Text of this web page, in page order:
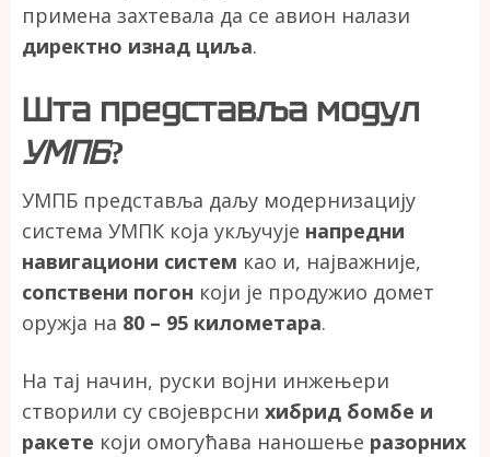
примена захтевала да се авион налази
директно изнад циља.
Шта представља модул
УМПБ?
УМПБ представља даљу модернизацију
система УМПК која укључује напредни
навигациони систем као и, најважније,
сопствени погон који је продужио домет
оружја на 80 – 95 километара.
На тај начин, руски војни инжењери
створили су својеврсни хибрид бомбе и
ракете који омогућава наношење разорних